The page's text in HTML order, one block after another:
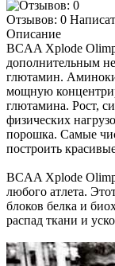
Отзывов: 0
Описание
BCAA Xplode
дополнительным
глютамин.
мощную
глютамина. Рост,
физических
порошка. Самые
построить
BCAA Xplode
любого атлета.
блоков белка и
распад ткани и